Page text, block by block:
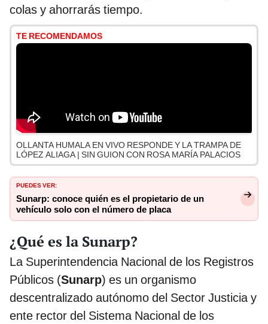
colas y ahorrarás tiempo.
TE RECOMENDAMOS
OLLANTA HUMALA EN VIVO RESPONDE Y LA TRAMPA DE
LÓPEZ ALIAGA | SIN GUION CON ROSA MARÍA PALACIOS
PUEDES VER:
Sunarp: conoce quién es el propietario de un
vehículo solo con el número de placa
¿Qué es la Sunarp?
La Superintendencia Nacional de los Registros
Públicos (Sunarp) es un organismo
descentralizado autónomo del Sector Justicia y
ente rector del Sistema Nacional de los